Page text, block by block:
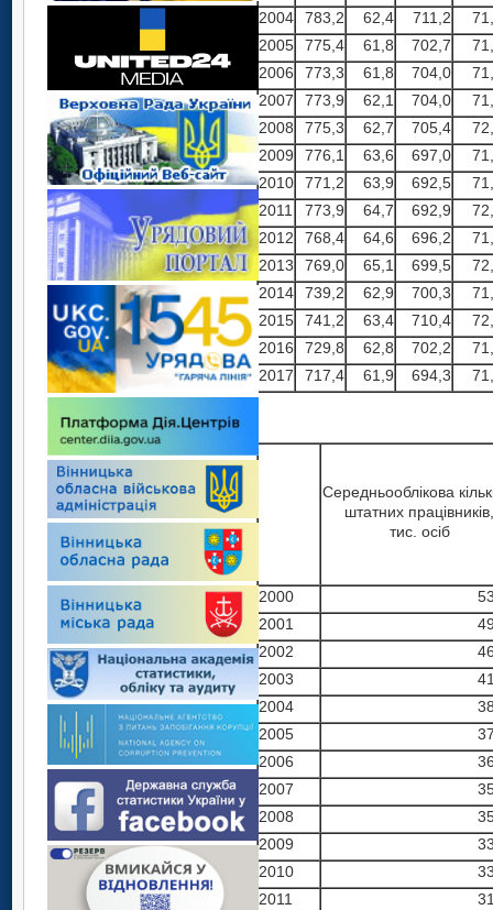
2004
783,2 62,4 711,2
2005
775,4 61,8 702,7
2006
773,3 61,8 704,0
2007
773,9 62,1 704,0
2008
775,3 62,7 705,4
2009
776,1 63,6 697,0
2010
771,2 63,9 692,5
2011
773,9 64,7 692,9
2012
768,4 64,6 696,2
2013
769,0 65,1 699,5
2014
739,2 62,9 700,3
2015
741,2 63,4 710,4
2016
729,8 62,8 702,2
2017
717,4 61,9 694,3
Середньооблікова
штатних працівників,
тис. осіб
2000
2001
2002
2003
2004
2005
2006
2007
2008
2009
2010
2011